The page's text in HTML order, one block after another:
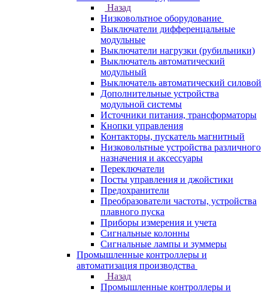
Назад
Низковольтное оборудование
Выключатели дифференцальные
модульные
Выключатели нагрузки (рубильники)
Выключатель автоматический
модульный
Выключатель автоматический силовой
Дополнительные устройства
модульной системы
Источники питания, трансформаторы
Кнопки управления
Контакторы, пускатель магнитный
Низковольтные устройства различного
назначения и аксессуары
Переключатели
Посты управления и джойстики
Предохранители
Преобразователи частоты, устройства
плавного пуска
Приборы измерения и учета
Сигнальные колонны
Сигнальные лампы и зуммеры
Промышленные контроллеры и
автоматизация производства
Назад
Промышленные контроллеры и